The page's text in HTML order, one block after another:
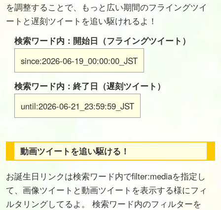
を調整することで、もっと広い期間のフライングツイ
ートと遅刻ツイートを追い駆けれるよ！
検索ワード内：開始日（フライングツイート）
since:2026-06-19_00:00:00_JST
検索ワード内：終了日（遅刻ツイート）
until:2026-06-21_23:59:59_JST
動画ツイートを追い駆ける！
お誕生日リンクは検索ワード内でfilter:mediaを指定し
て、画像ツイートと動画ツイートを表示する様にフィ
ルタリングしてるよ。 検索ワード内のフィルターを